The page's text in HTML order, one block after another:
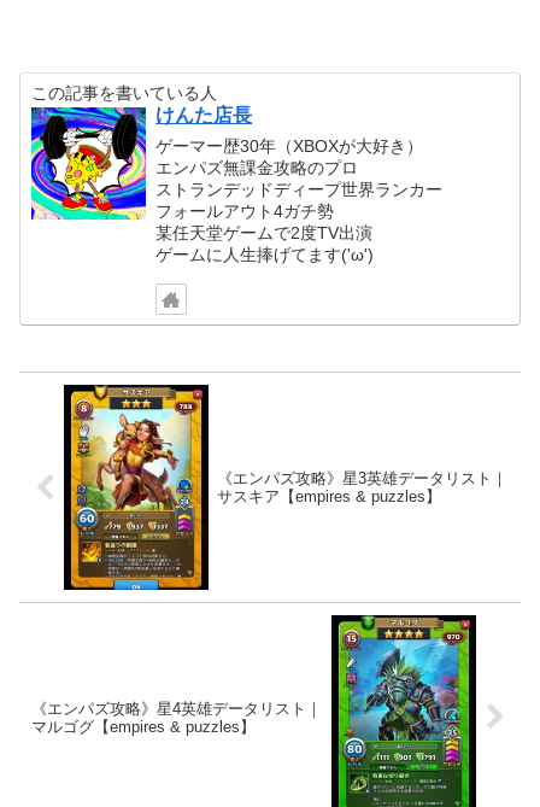
この記事を書いている人
けんた店長
ゲーマー歴30年（XBOXが大好き）
エンパズ無課金攻略のプロ
ストランデッドディープ世界ランカー
フォールアウト4ガチ勢
某任天堂ゲームで2度TV出演
ゲームに人生捧げてます('ω')
《エンパズ攻略》星3英雄データリスト｜
サスキア【empires & puzzles】
《エンパズ攻略》星4英雄データリスト｜
マルゴグ【empires & puzzles】